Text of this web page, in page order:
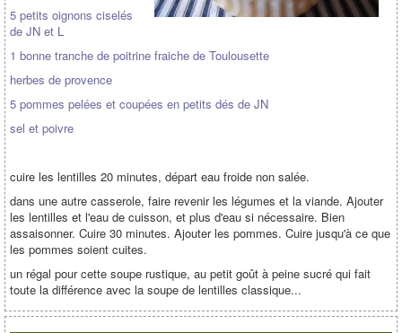
5 petits oignons ciselés
de JN et L
1 bonne tranche de poitrine fraiche de Toulousette
herbes de provence
5 pommes pelées et coupées en petits dés de JN
sel et poivre
cuire les lentilles 20 minutes, départ eau froide non salée.
dans une autre casserole, faire revenir les légumes et la viande. Ajouter
les lentilles et l'eau de cuisson, et plus d'eau si nécessaire. Bien
assaisonner. Cuire 30 minutes. Ajouter les pommes. Cuire jusqu'à ce que
les pommes soient cuites.
un régal pour cette soupe rustique, au petit goût à peine sucré qui fait
toute la différence avec la soupe de lentilles classique...